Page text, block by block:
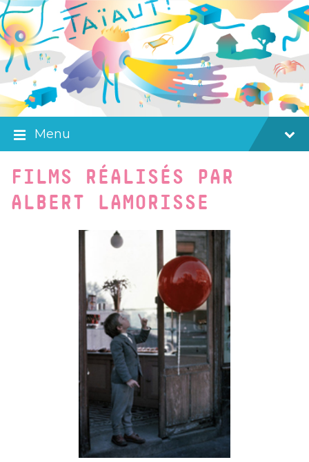
Skip
to
content
Skip
to
main
navigation
Skip
to
footer
Menu
FILMS RÉALISÉS PAR
ALBERT LAMORISSE